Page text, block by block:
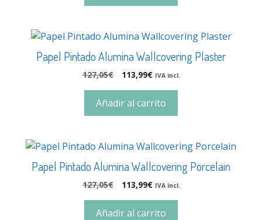
Papel Pintado Alumina Wallcovering Plaster
127,05€ 113,99€ IVA incl.
Añadir al carrito
Papel Pintado Alumina Wallcovering Porcelain
127,05€ 113,99€ IVA incl.
Añadir al carrito